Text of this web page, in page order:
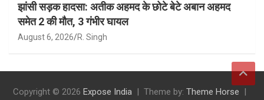
झांसी सड़क हादसा: अतीक अहमद के छोटे बेटे अबान अहमद
समेत 2 की मौत, 3 गंभीर घायल
August 6, 2026 R. Singh
Copyright © 2026 Expose India Theme by: Theme Horse